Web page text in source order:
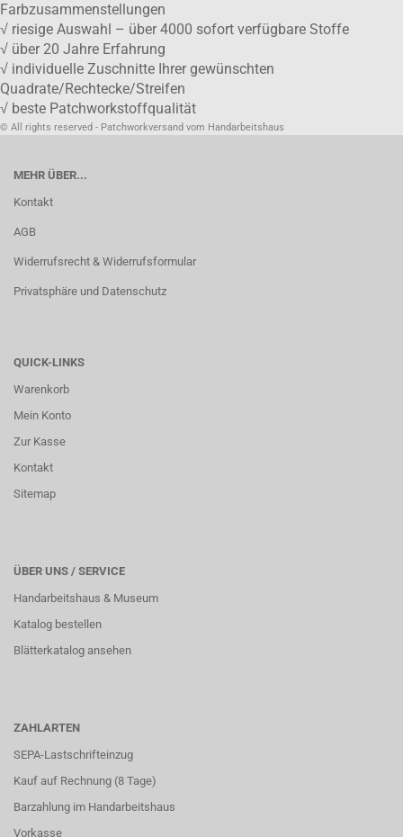
Farbzusammenstellungen
√ riesige Auswahl – über 4000 sofort verfügbare Stoffe
√ über 20 Jahre Erfahrung
√ individuelle Zuschnitte Ihrer gewünschten
Quadrate/Rechtecke/Streifen
√ beste Patchworkstoffqualität
© All rights reserved - Patchworkversand vom Handarbeitshaus
MEHR ÜBER...
Kontakt
AGB
Widerrufsrecht & Widerrufsformular
Privatsphäre und Datenschutz
QUICK-LINKS
Warenkorb
Mein Konto
Zur Kasse
Kontakt
Sitemap
ÜBER UNS / SERVICE
Handarbeitshaus & Museum
Katalog bestellen
Blätterkatalog ansehen
ZAHLARTEN
SEPA-Lastschrifteinzug
Kauf auf Rechnung (8 Tage)
Barzahlung im Handarbeitshaus
Vorkasse